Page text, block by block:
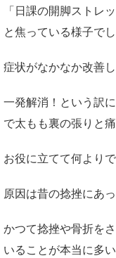
「日課の開脚ストレ
と焦っている様子でし
症状がなかなか改善
一発解消！という訳
で太もも裏の張りと痛
お役に立てて何よりで
原因は昔の捻挫にあ
かつて捻挫や骨折を
いることが本当に多い